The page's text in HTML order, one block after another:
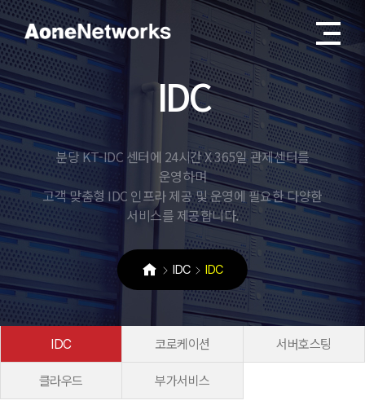
IDC
분당 KT-IDC 센터에 24시간 X 365일 관제센터를
운영하며
고객 맞춤형 IDC 인프라 제공 및 운영에 필요한 다양한
서비스를 제공합니다.
IDC IDC
IDC 코로케이션 서버호스팅
클라우드 부가서비스